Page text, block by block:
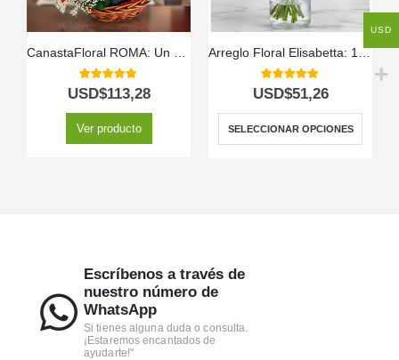
CanastaFloral ROMA: Un Regalo Inolvidable con Vino y Chocolates. 🎁
5.00out of 5
USD$113,28
Ver producto
Arreglo Floral Elisabetta: 18 Rosas de Amistad y Gratitud 🌼
5.00out of 5
USD$51,26
SELECCIONAR OPCIONES
Escríbenos a través de
nuestro número de
WhatsApp
Si tienes alguna duda o consulta.
¡Estaremos encantados de
ayudarte!"
USD